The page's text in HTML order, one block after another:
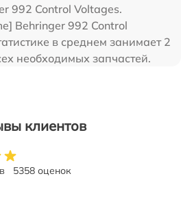
992 Control Voltages.
Behringer 992 Control
в среднем занимает 2
необходимых запчастей.
клиентов
5358 оценок